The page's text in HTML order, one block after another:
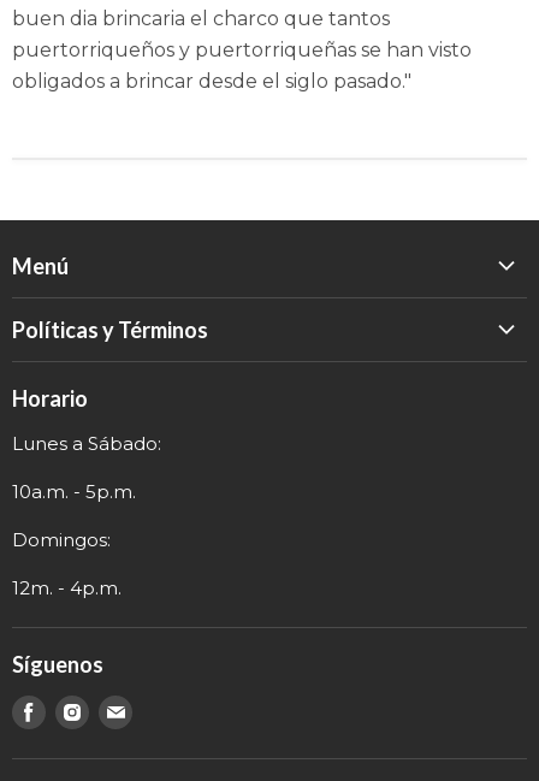
buen dia brincaria el charco que tantos
puertorriqueños y puertorriqueñas se han visto
obligados a brincar desde el siglo pasado."
Menú
Eventos
Políticas y Términos
Política de Privacidad
Términos y Envío
Información de Contacto
Horario
Lunes a Sábado:
10a.m. - 5p.m.
Domingos:
12m. - 4p.m.
Síguenos
Encuéntranos
Encuéntranos
Encuéntranos